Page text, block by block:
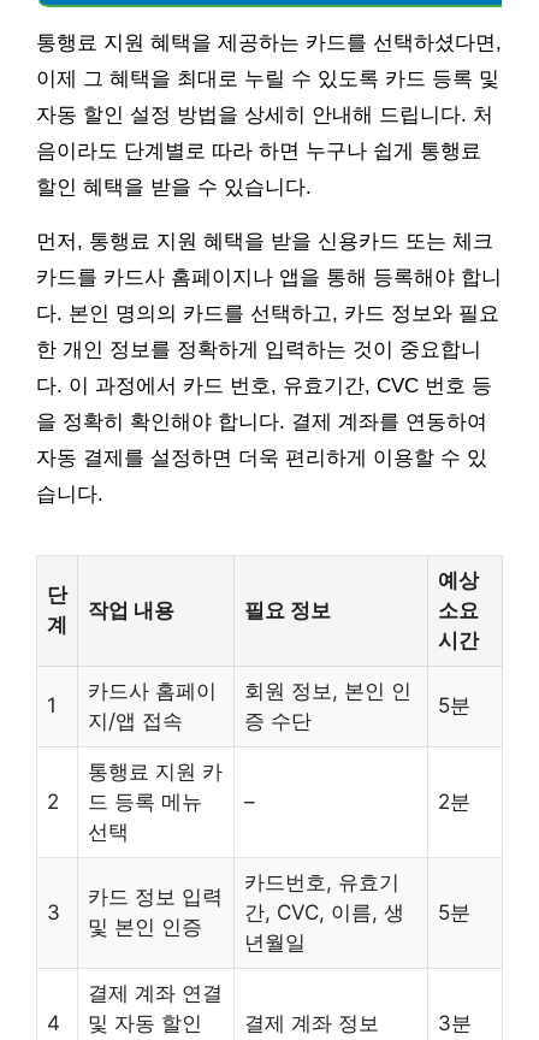
통행료 지원 혜택을 제공하는 카드를 선택하셨다면,
이제 그 혜택을 최대로 누릴 수 있도록 카드 등록 및
자동 할인 설정 방법을 상세히 안내해 드립니다. 처
음이라도 단계별로 따라 하면 누구나 쉽게 통행료
할인 혜택을 받을 수 있습니다.
먼저, 통행료 지원 혜택을 받을 신용카드 또는 체크
카드를 카드사 홈페이지나 앱을 통해 등록해야 합니
다. 본인 명의의 카드를 선택하고, 카드 정보와 필요
한 개인 정보를 정확하게 입력하는 것이 중요합니
다. 이 과정에서 카드 번호, 유효기간, CVC 번호 등
을 정확히 확인해야 합니다. 결제 계좌를 연동하여
자동 결제를 설정하면 더욱 편리하게 이용할 수 있
습니다.
단
계
작업 내용 필요 정보
예상
소요
시간
1
카드사 홈페이
지/앱 접속
회원 정보, 본인 인
증 수단
5분
2
통행료 지원 카
드 등록 메뉴
선택
– 2분
3
카드 정보 입력
및 본인 인증
카드번호, 유효기
간, CVC, 이름, 생
년월일
5분
4
결제 계좌 연결
및 자동 할인
결제 계좌 정보 3분